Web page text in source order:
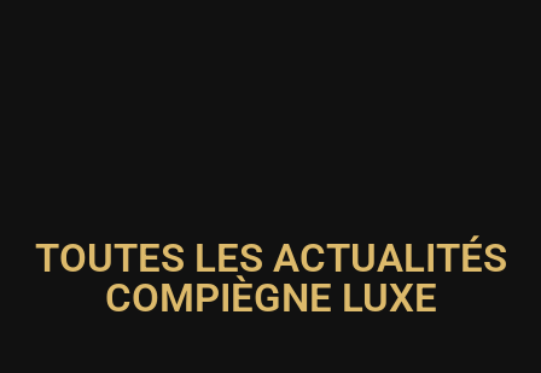
TOUTES LES ACTUALITÉS
COMPIÈGNE LUXE